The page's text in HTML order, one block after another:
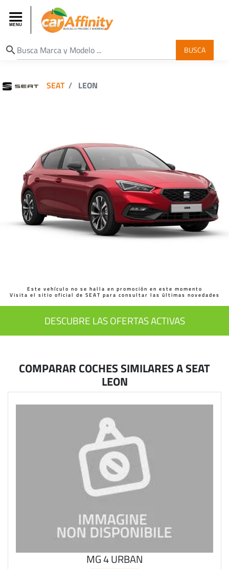
search BUSCA
SEAT LEON
Este vehículo no se halla en promoción en este momento
Visita el sitio oficial de SEAT para consultar las últimas novedades
DESCUBRE LAS OFERTAS ACTIVAS
COMPARAR COCHES SIMILARES A SEAT
LEON
MG 4 URBAN